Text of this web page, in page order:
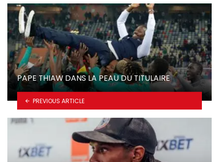
PAPE THIAW DANS LA PEAU DU TITULAIRE
PREVIOUS ARTICLE